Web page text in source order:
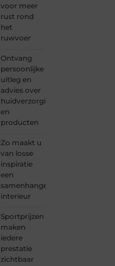
voor meer
rust rond
het
ruwvoer
Ontvang
persoonlijke
uitleg en
advies over
huidverzorging
en
producten
Zo maakt u
van losse
inspiratie
een
samenhangend
interieur
Sportprijzen
maken
iedere
prestatie
zichtbaar